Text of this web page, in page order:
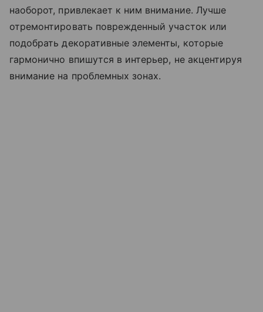
наоборот, привлекает к ним внимание. Лучше
отремонтировать поврежденный участок или
подобрать декоративные элементы, которые
гармонично впишутся в интерьер, не акцентируя
внимание на проблемных зонах.